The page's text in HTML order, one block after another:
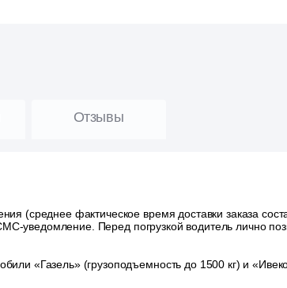
Отзывы
(среднее фактическое время доставки заказа
уведомление. Перед погрузкой водитель лично
«Газель» (грузоподъемность до 1500 кг) и